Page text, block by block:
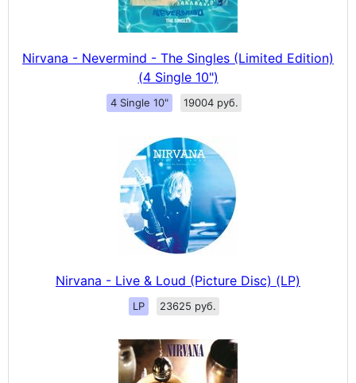
Nirvana - Nevermind - The Singles (Limited Edition)
(4 Single 10")
4 Single 10" 19004 руб.
Nirvana - Live & Loud (Picture Disc) (LP)
LP 23625 руб.